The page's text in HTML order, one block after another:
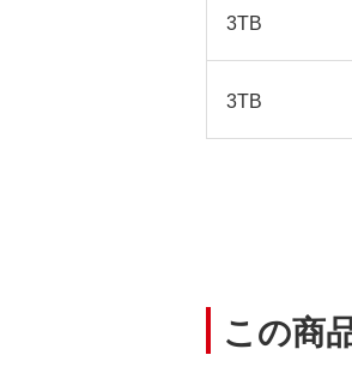
3TB
3TB
この商